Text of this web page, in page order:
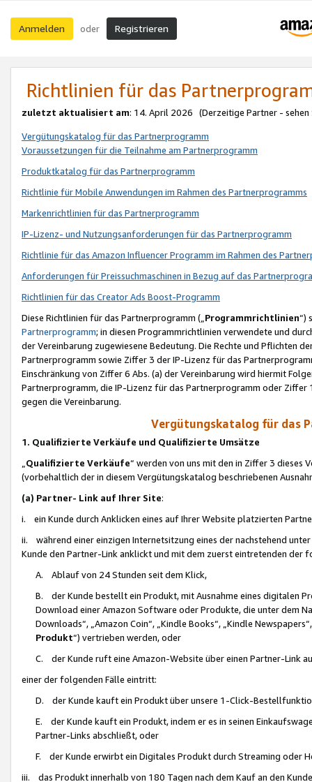
Anmelden oder Registrieren
Richtlinien für das
zuletzt aktualisiert am: 14. April 2026 (Derzeitige Partner - sehen
Vergütungskatalog für das Partnerprogramm
Voraussetzungen für die Teilnahme am Partnerprogramm
Produktkatalog für das Partnerprogramm
Richtlinie für Mobile Anwendungen im Rahmen des Partnerprogramms
Markenrichtlinien für das Partnerprogramm
IP-Lizenz- und Nutzungsanforderungen für das Partnerprogramm
Richtlinie für das Amazon Influencer Programm im Rahmen des
Anforderungen für Preissuchmaschinen in Bezug auf das
Richtlinien für das Creator Ads Boost-Programm
Diese Richtlinien für das Partnerprogramm („Programmrichtlinien“)
Partnerprogramm; in diesen Programmrichtlinien verwendete und
der Vereinbarung zugewiesene Bedeutung. Die Rechte und Pflichten
Partnerprogramm sowie Ziffer 3 der IP-Lizenz für das
Einschränkung von Ziffer 6 Abs. (a) der Vereinbarung wird hiermit
Partnerprogramm, die IP-Lizenz für das Partnerprogramm oder
gegen die Vereinbarung.
Vergütungskatalog für das
1. Qualifizierte Verkäufe und Qualifizierte Umsätze
Qualifizierte Verkäufe“ werden von uns mit den in Ziffer 3
(vorbehaltlich der in diesem Vergütungskatalog beschriebenen
(a) Partner- Link auf Ihrer Site:
i. ein Kunde durch Anklicken eines auf Ihrer Website platzierten
ii. während einer einzigen Internetsitzung eines der nachstehend
Kunde den Partner-Link anklickt und mit dem zuerst eintretenden der
A. Ablauf von 24 Stunden seit dem Klick,
B. der Kunde bestellt ein Produkt, mit Ausnahme eines digitalen
Download einer Amazon Software oder Produkte, die unter dem
Downloads“, „Amazon Coin“, „Kindle Books“, „Kindle
Produkt“) vertrieben werden, oder
C. der Kunde ruft eine Amazon-Website über einen Partner-Link
einer der folgenden Fälle eintritt:
D. der Kunde kauft ein Produkt über unsere 1-Click-
E. der Kunde kauft ein Produkt, indem er es in seinen
Partner-Links abschließt, oder
F. der Kunde erwirbt ein Digitales Produkt durch Streaming oder
iii. das Produkt innerhalb von 180 Tagen nach dem Kauf an den